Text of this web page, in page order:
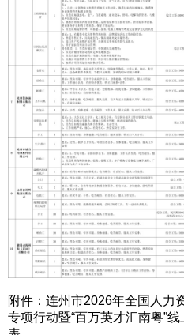
附件：连州市2026年全国人力
专项行动暨“百万英才汇南粤”